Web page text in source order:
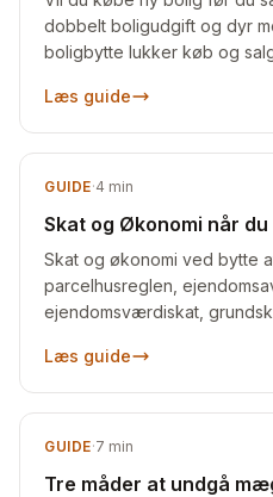
dobbelt boligudgift og dyr
boligbytte lukker køb og
Læs guide
GUIDE·4 min
Skat og Økonomi når
Skat og økonomi ved bytte
parcelhusreglen,
ejendomsværdiskat,
Læs guide
GUIDE·7 min
Tre måder at undgå